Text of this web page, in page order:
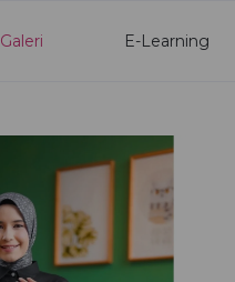
Galeri E-Learning